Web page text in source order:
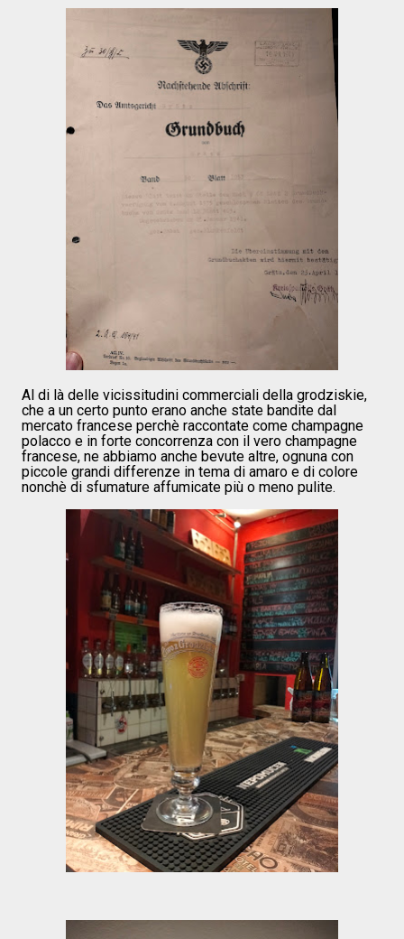
Al di là delle vicissitudini commerciali della grodziskie,
che a un certo punto erano anche state bandite dal
mercato francese perchè raccontate come champagne
polacco e in forte concorrenza con il vero champagne
francese, ne abbiamo anche bevute altre, ognuna con
piccole grandi differenze in tema di amaro e di colore
nonchè di sfumature affumicate più o meno pulite.